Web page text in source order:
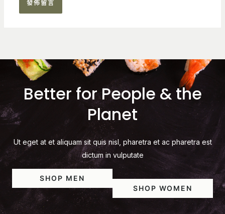
Better for People & the
Planet
Ut eget at et aliquam sit quis nisl, pharetra et ac pharetra est
dictum in vulputate
SHOP MEN
SHOP WOMEN